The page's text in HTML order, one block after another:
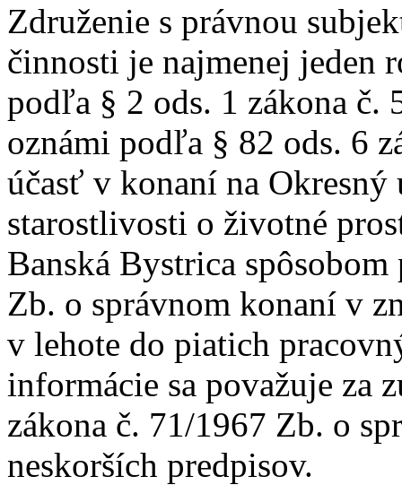
Združenie s právnou
činnosti je najmenej jeden
podľa § 2 ods. 1 zákona č.
oznámi podľa § 82 ods. 6
účasť v konaní na
starostlivosti o životné
Banská Bystrica
Zb. o správnom konaní v
v lehote do piatich
informácie sa považuje za
zákona č. 71/1967 Zb. o
neskorších predpisov.